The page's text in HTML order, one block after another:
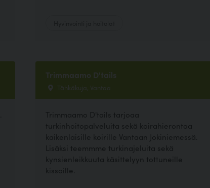
Trimmaamo D'tails
Tähkäkuja, Vantaa
Trimmaamo D'tails tarjoaa
turkinhoitopalveluita sekä koirahierontaa
kaikenlaisille koirille Vantaan Jokiniemessä.
Lisäksi teemmme turkinajeluita sekä
kynsienleikkuuta käsittelyyn tottuneille
kissoille.